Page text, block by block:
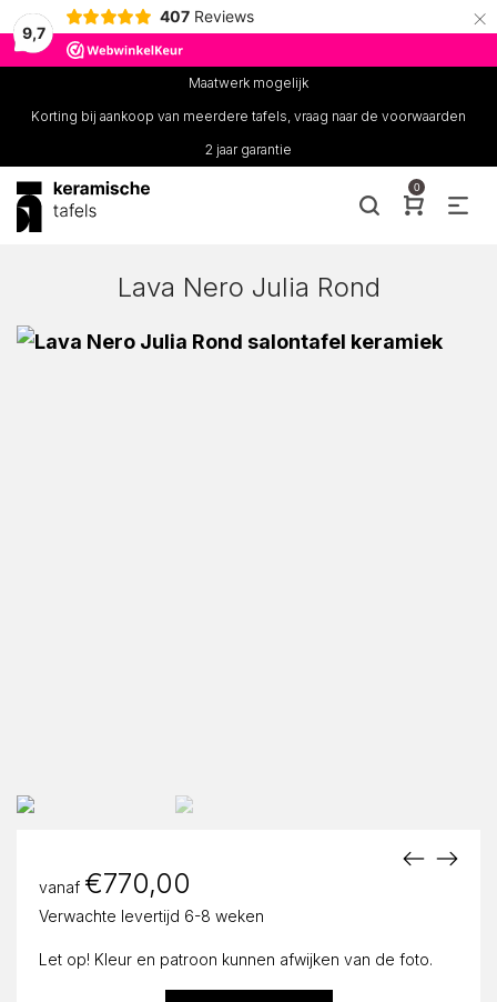
9,7
407 Reviews ×
Maatwerk mogelijk
Korting bij aankoop van meerdere tafels, vraag naar de voorwaarden
2 jaar garantie
0
Lava Nero Julia Rond
vanaf €770,00
Verwachte levertijd 6-8 weken
Let op! Kleur en patroon kunnen afwijken van de foto.